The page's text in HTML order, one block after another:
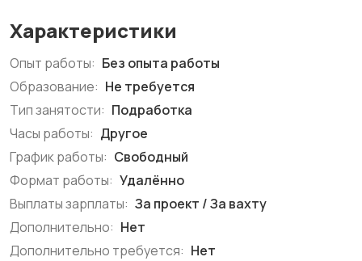
Характеристики
Опыт работы: Без опыта работы
Образование: Не требуется
Тип занятости: Подработка
Часы работы: Другое
График работы: Свободный
Формат работы: Удалённо
Выплаты зарплаты: За проект / За вахту
Дополнительно: Нет
Дополнительно требуется: Нет